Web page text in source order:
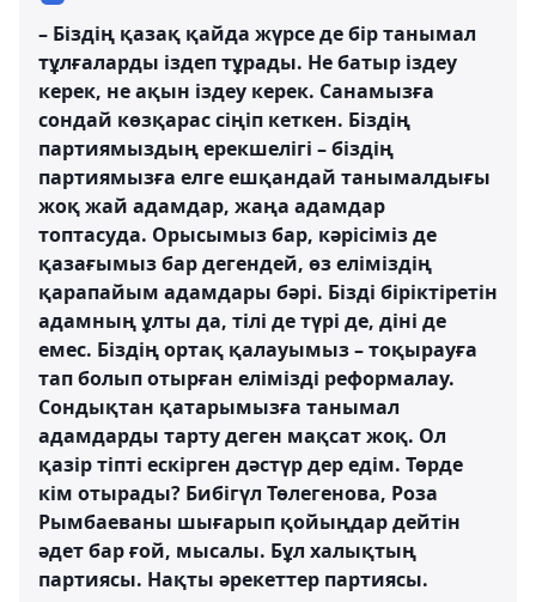
– Біздің қазақ қайда жүрсе де бір танымал
тұлғаларды іздеп тұрады. Не батыр іздеу
керек, не ақын іздеу керек. Санамызға
сондай көзқарас сіңіп кеткен. Біздің
партиямыздың ерекшелігі – біздің
партиямызға елге ешқандай танымалдығы
жоқ жай адамдар, жаңа адамдар
топтасуда. Орысымыз бар, кәрісіміз де
қазағымыз бар дегендей, өз еліміздің
қарапайым адамдары бәрі. Бізді біріктіретін
адамның ұлты да, тілі де түрі де, діні де
емес. Біздің ортақ қалауымыз – тоқырауға
тап болып отырған елімізді реформалау.
Сондықтан қатарымызға танымал
адамдарды тарту деген мақсат жоқ. Ол
қазір тіпті ескірген дәстүр дер едім. Төрде
кім отырады? Бибігүл Төлегенова, Роза
Рымбаеваны шығарып қойыңдар дейтін
әдет бар ғой, мысалы. Бұл халықтың
партиясы. Нақты әрекеттер партиясы.